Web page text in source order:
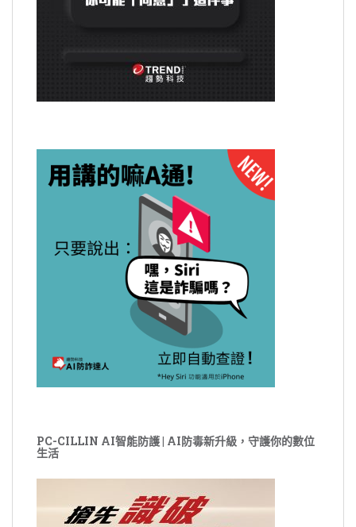
PC-CILLIN AI智能防護 | AI防毒新升級，守護你的數位
生活